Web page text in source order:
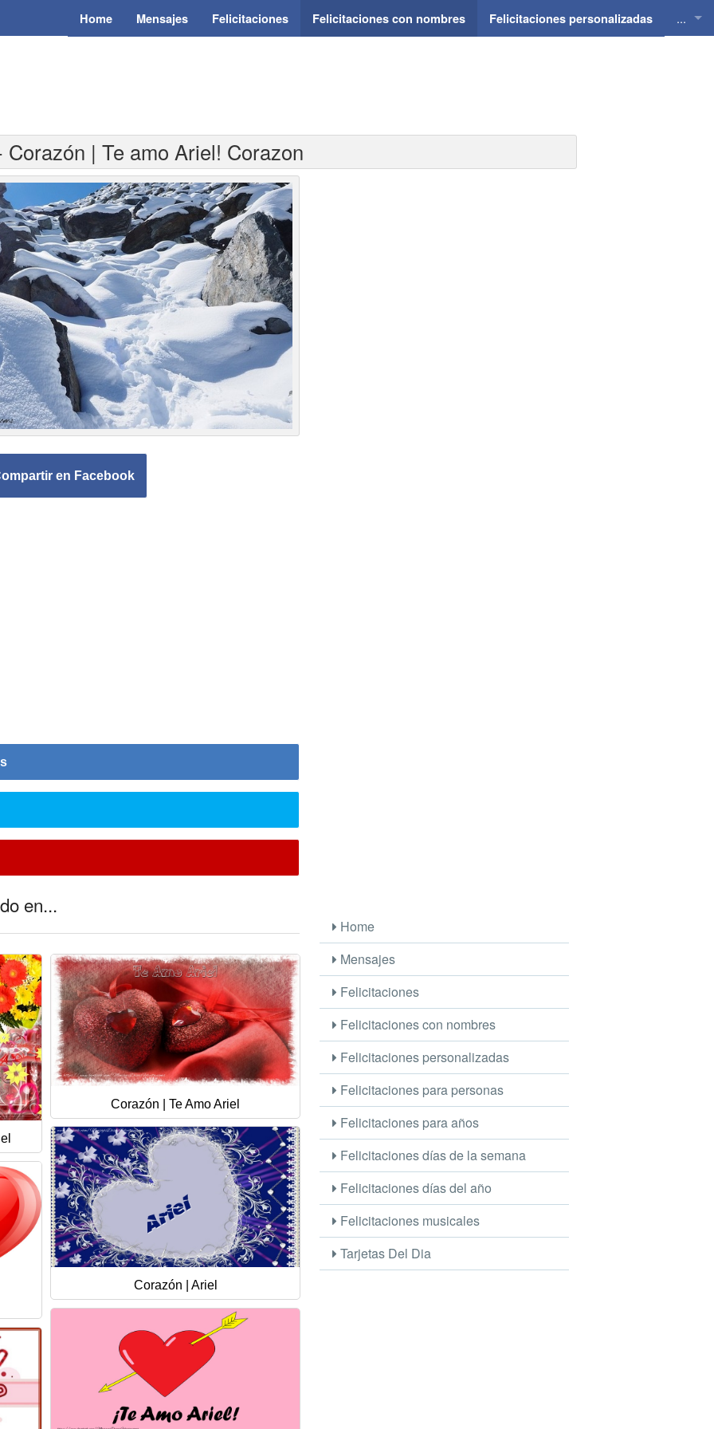
Home Mensajes Felicitaciones Felicitaciones con nombres Felicitaciones personalizadas ...
| Te amo Ariel! Corazon
en Facebook
en...
Corazón | Te Amo Ariel
Corazón | Ariel
Home
Mensajes
Felicitaciones
Felicitaciones con nombres
Felicitaciones personalizadas
Felicitaciones para personas
Felicitaciones para años
Felicitaciones días de la semana
Felicitaciones días del año
Felicitaciones musicales
Tarjetas Del Dia